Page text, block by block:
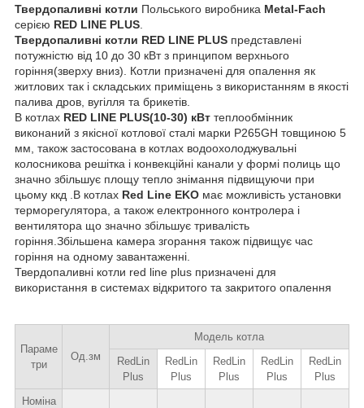
Твердопаливні котли Польського виробника Metal-Fach
серією RED LINE PLUS
Твердопаливні котли RED LINE PLUS представлені
потужністю від 10 до 30 кВт з принципом верхнього
горіння(зверху вниз). Котли призначені для опалення як
житлових так і складських приміщень з використанням в якості
палива дров, вугілля та брикетів.
В котлах RED LINE PLUS(10-30) кВт теплообмінник
виконаний з якісної котлової сталі марки P265GH товщиною 5
мм, також застосована в котлах водоохолоджувальні
колосникова решітка і конвекційні канали у формі полиць що
значно збільшує площу тепло знімання підвищуючи при
цьому ккд .В котлах Red Line EKO має можливість установки
терморегулятора, а також електронного контролера і
вентилятора що значно збільшує тривалість
горіння.Збільшена камера згорання також підвищує час
горіння на одному завантаженні.
Твердопаливні котли red line plus призначені для
використання в системах відкритого та закритого опалення
Параме
три
Од.зм
Модель котла
RedLin
Plus
RedLin
Plus
RedLin
Plus
RedLin
Plus
RedLin
Plus
Номіна